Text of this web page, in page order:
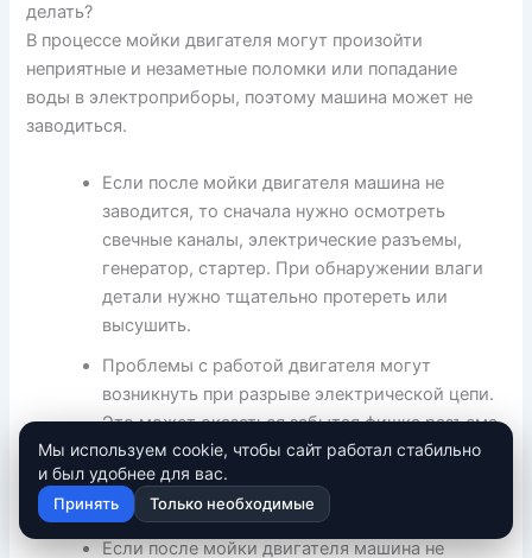
делать?
В процессе мойки двигателя могут произойти
неприятные и незаметные поломки или попадание
воды в электроприборы, поэтому машина может не
заводиться.
Если после мойки двигателя машина не
заводится, то сначала нужно осмотреть
свечные каналы, электрические разъемы,
генератор, стартер. При обнаружении влаги
детали нужно тщательно протереть или
высушить.
Проблемы с работой двигателя могут
возникнуть при разрыве электрической цепи.
Это может оказаться забытая фишка разъема,
отсоединенная перед мойкой, или неловкое
движение автомобилиста, которое привело к
обрыву провода.
Если после мойки двигателя машина не
Мы используем cookie, чтобы сайт работал стабильно
и был удобнее для вас.
Принять Только необходимые